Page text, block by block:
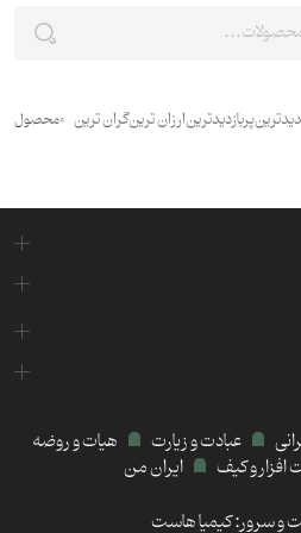
پربازدیدترینارزان ترینگران ترین 0محصول
عبادت و زیارت
هیات و روضه
و کیف
ایران من
و سرور:کیمیا هاست